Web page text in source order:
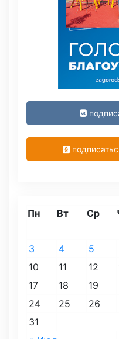
Пн Вт Ср
3
4 5
10
11 12
17
18 19
24
25 26
31